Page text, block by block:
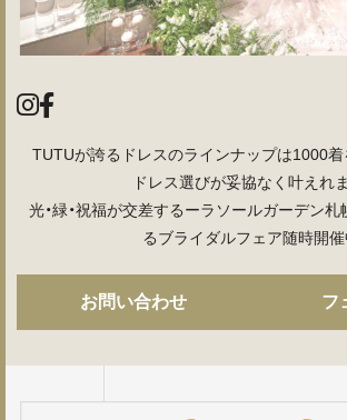
TUTUが誇るドレスのラインナップは1000着
ドレス選びが妥協なく叶えれま
光・緑・祝福が交差するーラソールガーデン
るブライダルフェア随時開催
お問い合わせ フ